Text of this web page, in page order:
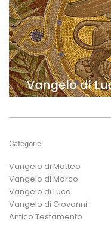
Categorie
Vangelo di Matteo
Vangelo di Marco
Vangelo di Luca
Vangelo di Giovanni
Antico Testamento